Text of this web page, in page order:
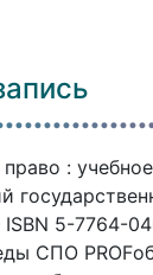
:
5-7764-
СПО